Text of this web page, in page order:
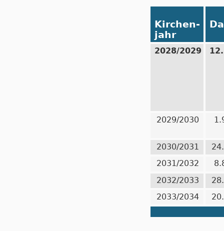
Kirchen-
jahr
2028/2029
2029/2030
2030/2031
2031/2032
2032/2033
2033/2034